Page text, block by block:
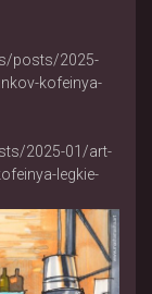
posts/2025-
kofeinya-
2025-01/art-
legkie-